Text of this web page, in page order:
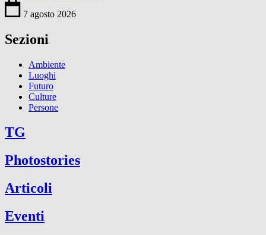
7 agosto 2026
Sezioni
Ambiente
Luoghi
Futuro
Culture
Persone
TG
Photostories
Articoli
Eventi